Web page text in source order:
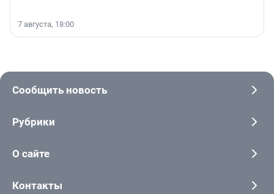
7 августа, 18:00
Сообщить новость
Рубрики
О сайте
Контакты